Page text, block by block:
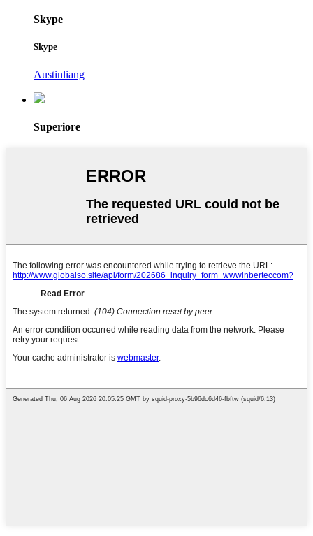
Skype
Skype
Austinliang
Superiore